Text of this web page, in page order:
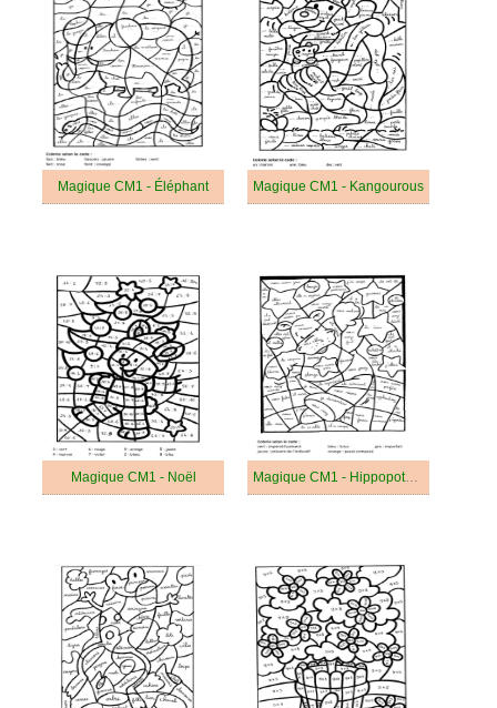
Magique CM1 - Éléphant Magique CM1 - Kangourous
Magique CM1 - Noël Magique CM1 - Hippopotame